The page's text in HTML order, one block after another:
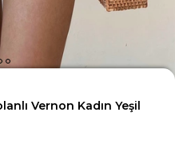
Vernon Kadın Yeşil